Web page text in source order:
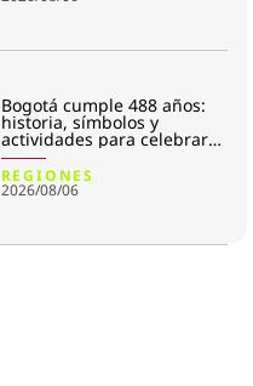
Bogotá cumple 488 años:
historia, símbolos y
actividades para celebrar
su aniversario
REGIONES
2026/08/06